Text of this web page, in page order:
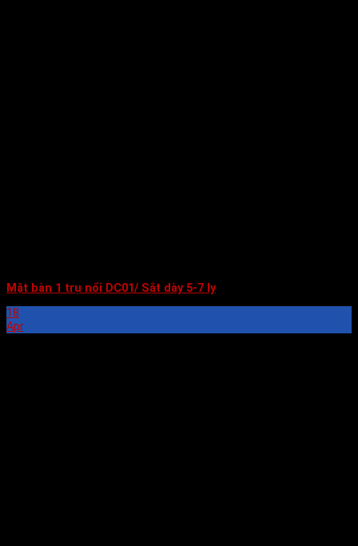
Mặt bàn 1 trụ nổi DC01/ Sắt dày 5-7 ly
18
Apr